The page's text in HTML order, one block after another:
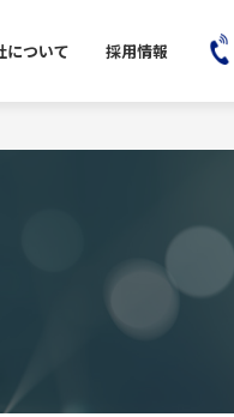
について 採用情報